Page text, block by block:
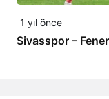
1 yıl önce
Sivasspor –